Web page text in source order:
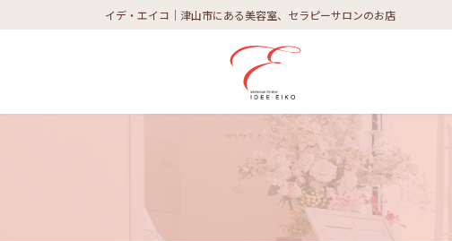
ン
へ
ビ
ョ
イデ・エイコ｜津山市にある美容室、セラピーサロンのお店